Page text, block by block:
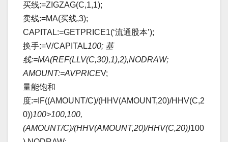
买线:=ZIGZAG(C,1,1);
卖线:=MA(买线,3);
CAPITAL:=GETPRICE1(‘流通股本’);
换手:=V/CAPITAL100; 基
线:=MA(REF(LLV(C,30),1),2),NODRAW;
AMOUNT:=AVPRICEV;
量能饱和
度:=IF((AMOUNT/C)/(HHV(AMOUNT,20)/HHV(C,2
0))100>100,100,
(AMOUNT/C)/(HHV(AMOUNT,20)/HHV(C,20))100